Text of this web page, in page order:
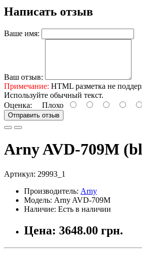
Написать отзыв
Ваше имя:
Ваш отзыв:
Примечание: HTML разметка не
Используйте обычный текст.
Оценка: Плохо
Отправить отзыв
Arny AVD-709M
Артикул: 29993_1
Производитель: Arny
Модель: Arny AVD-709M
Наличие: Есть в наличии
Цена: 3648.00 грн.